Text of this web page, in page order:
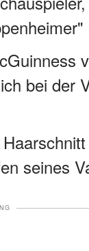
bei der
seines